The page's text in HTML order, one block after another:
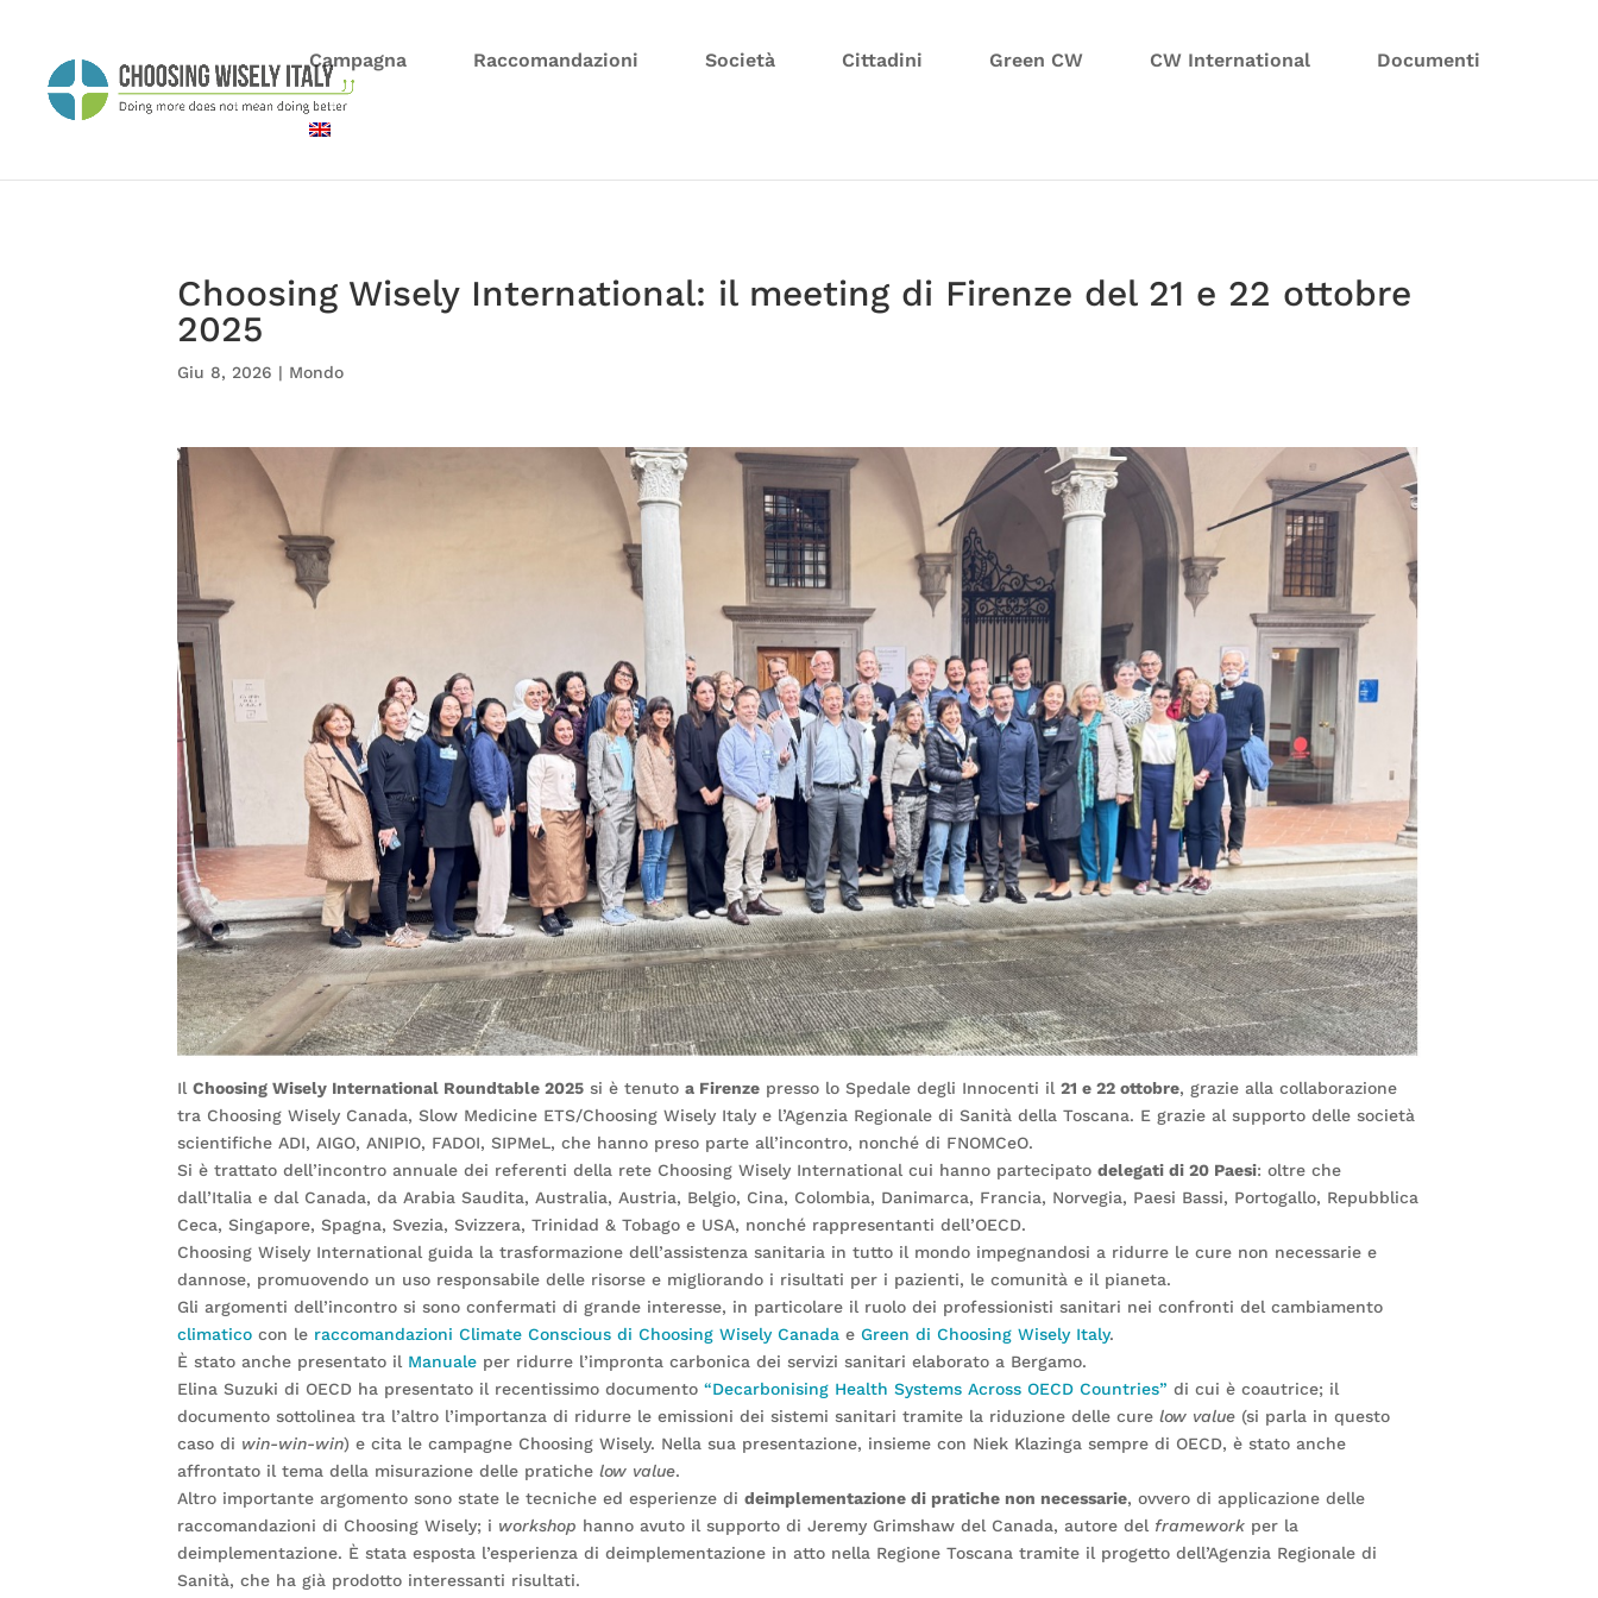
Campagna Raccomandazioni Società Cittadini Green CW CW International Documenti
Choosing Wisely International: il meeting di Firenze del 21 e 22 ottobre
2025
Giu 8, 2026 | Mondo
IlChoosing Wisely International Roundtable 2025 si è tenutoa Firenze presso lo Spedale degli Innocenti il21 e 22 ottobre, grazie alla collaborazione
tra Choosing Wisely Canada, Slow Medicine ETS/Choosing Wisely Italy e l’Agenzia Regionale di Sanità della Toscana. E grazie al supporto delle società
scientifiche ADI, AIGO, ANIPIO, FADOI, SIPMeL, che hanno preso parte all’incontro, nonché di FNOMCeO.
Si è trattato dell’incontro annuale dei referenti della rete Choosing Wisely International cui hanno partecipatodelegati di 20 Paesi: oltre che
dall’Italia e dal Canada, da Arabia Saudita, Australia, Austria, Belgio, Cina, Colombia, Danimarca, Francia, Norvegia, Paesi Bassi, Portogallo, Repubblica
Ceca, Singapore, Spagna, Svezia, Svizzera, Trinidad & Tobago e USA, nonché rappresentanti dell’OECD.
Choosing Wisely International guida la trasformazione dell’assistenza sanitaria in tutto il mondo impegnandosi a ridurre le cure non necessarie e
dannose, promuovendo un uso responsabile delle risorse e migliorando i risultati per i pazienti, le comunità e il pianeta.
Gli argomenti dell’incontro si sono confermati di grande interesse, in particolare il ruolo dei professionisti sanitari nei confronti del cambiamento
climatico con le raccomandazioni Climate Conscious di Choosing Wisely Canada eGreen di Choosing Wisely Italy.
È stato anche presentato il Manuale per ridurre l’impronta carbonica dei servizi sanitari elaborato a Bergamo.
Elina Suzuki di OECD ha presentato il recentissimo documento “Decarbonising Health Systems Across OECD Countries”di cui è coautrice; il
documento sottolinea tra l’altro l’importanza di ridurre le emissioni dei sistemi sanitari tramite la riduzione delle curelow value (si parla in questo
caso di win-win-win) e cita le campagne Choosing Wisely. Nella sua presentazione, insieme con Niek Klazinga sempre di OECD, è stato anche
affrontato il tema della misurazione delle pratichelow value.
Altro importante argomento sono state le tecniche ed esperienze dideimplementazione di pratiche non necessarie, ovvero di applicazione delle
raccomandazioni di Choosing Wisely; i workshop hanno avuto il supporto di Jeremy Grimshaw del Canada, autore del framework per la
deimplementazione. È stata esposta l’esperienza di deimplementazione in atto nella Regione Toscana tramite il progetto dell’Agenzia Regionale di
Sanità, che ha già prodotto interessanti risultati.